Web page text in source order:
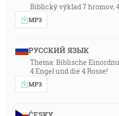
Biblický výklad 7 hromov,
MP3
РУССКИЙ ЯЗЫК
Thema: Biblische
4 Engel und die 4 Rosse!
MP3